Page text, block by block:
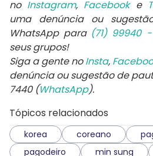
no Instagram, Facebooke
uma denúncia ou
WhatsApp para (71) 99940
seus grupos!
Siga a gente noInsta,
denúncia ou sugestão de
7440 (WhatsApp).
Tópicos relacionados
korea coreano
pagodeiro
min sung